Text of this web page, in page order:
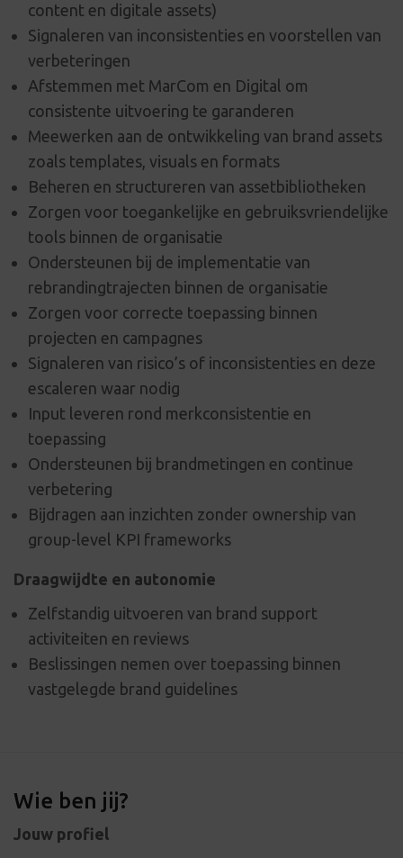
content en digitale assets)
Signaleren van inconsistenties en voorstellen van
verbeteringen
Afstemmen met MarCom en Digital om
consistente uitvoering te garanderen
Meewerken aan de ontwikkeling van brand assets
zoals templates, visuals en formats
Beheren en structureren van assetbibliotheken
Zorgen voor toegankelijke en gebruiksvriendelijke
tools binnen de organisatie
Ondersteunen bij de implementatie van
rebrandingtrajecten binnen de organisatie
Zorgen voor correcte toepassing binnen
projecten en campagnes
Signaleren van risico’s of inconsistenties en deze
escaleren waar nodig
Input leveren rond merkconsistentie en
toepassing
Ondersteunen bij brandmetingen en continue
verbetering
Bijdragen aan inzichten zonder ownership van
group-level KPI frameworks
Draagwijdte en autonomie
Zelfstandig uitvoeren van brand support
activiteiten en reviews
Beslissingen nemen over toepassing binnen
vastgelegde brand guidelines
Wie ben jij?
Jouw profiel